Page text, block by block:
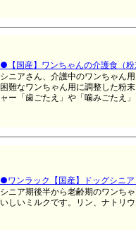
●【国産】ワンちゃんの介護食（粉
シニアさん、介護中のワンちゃん
困難なワンちゃん用に調整した粉
ャー「歯ごたえ」や「噛みごたえ
●ワンラック【国産】ドッグシニ
シニア期後半から老齢期のワンち
いしいミルクです。リン、ナトリ